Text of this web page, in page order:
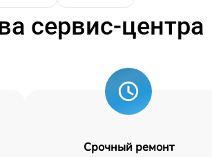
сервис-центра
Срочный ремонт